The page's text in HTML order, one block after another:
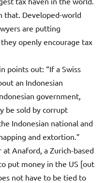
that. Developed-world
are putting
openly encourage tax
points out: “If a Swiss
an Indonesian
government,
be sold by corrupt
Indonesian national and
and extortion.”
Anaford, a Zurich-based
put money in the US [out
not have to be tied to